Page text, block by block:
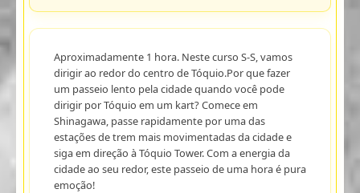
Aproximadamente 1 hora. Neste curso S-S, vamos
dirigir ao redor do centro de Tóquio.Por que fazer
um passeio lento pela cidade quando você pode
dirigir por Tóquio em um kart? Comece em
Shinagawa, passe rapidamente por uma das
estações de trem mais movimentadas da cidade e
siga em direção à Tóquio Tower. Com a energia da
cidade ao seu redor, este passeio de uma hora é pura
emoção!